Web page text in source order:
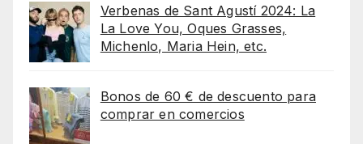
Verbenas de Sant Agustí 2024: La
La Love You, Oques Grasses,
Michenlo, Maria Hein, etc.
Bonos de 60 € de descuento para
comprar en comercios